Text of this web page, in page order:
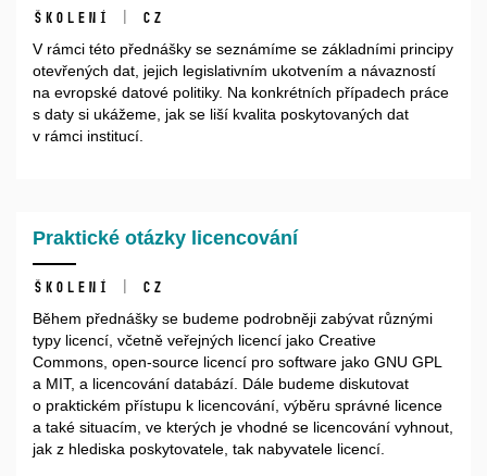
Školení | CZ
V rámci této přednášky se seznámíme se základními principy
otevřených dat, jejich legislativním ukotvením a návazností
na evropské datové politiky. Na konkrétních případech práce
s daty si ukážeme, jak se liší kvalita poskytovaných dat
v rámci institucí.
Praktické otázky licencování
Školení | CZ
Během přednášky se budeme podrobněji zabývat různými
typy licencí, včetně veřejných licencí jako Creative
Commons, open-source licencí pro software jako GNU GPL
a MIT, a licencování databází. Dále budeme diskutovat
o praktickém přístupu k licencování, výběru správné licence
a také situacím, ve kterých je vhodné se licencování vyhnout,
jak z hlediska poskytovatele, tak nabyvatele licencí.